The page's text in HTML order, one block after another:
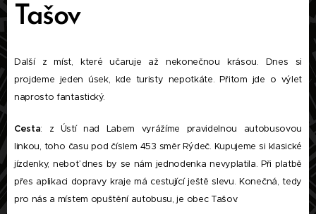
Tašov
Další z míst, které učaruje až nekonečnou krásou. Dnes si
projdeme jeden úsek, kde turisty nepotkáte. Přitom jde o výlet
naprosto fantastický.
Cesta: z Ústí nad Labem vyrážíme pravidelnou autobusovou
linkou, toho času pod číslem 453 směr Rýdeč. Kupujeme si klasické
jízdenky, neboť dnes by se nám jednodenka nevyplatila. Při platbě
přes aplikaci dopravy kraje má cestující ještě slevu. Konečná, tedy
pro nás a místem opuštění autobusu, je obec Tašov.